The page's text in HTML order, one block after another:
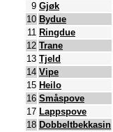
9 Gjøk
10 Bydue
11 Ringdue
12 Trane
13 Tjeld
14 Vipe
15 Heilo
16 Småspove
17 Lappspove
18 Dobbeltbekkasin